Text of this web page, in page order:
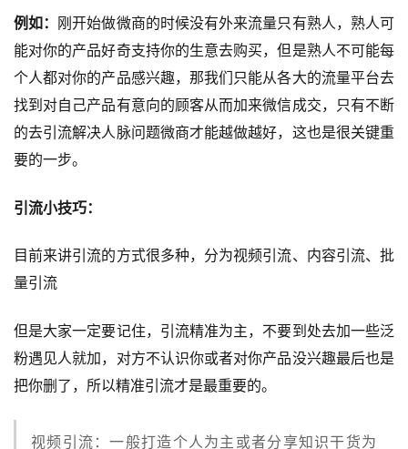
例如：
刚开始做微商的时候没有外来流量只有熟人，熟人可
能对你的产品好奇支持你的生意去购买，但是熟人不可能每
个人都对你的产品感兴趣，那我们只能从各大的流量平台去
找到对自己产品有意向的顾客从而加来微信成交，只有不断
的去引流解决人脉问题微商才能越做越好，这也是很关键重
要的一步。
引流小技巧：
目前来讲引流的方式很多种，分为视频引流、内容引流、批
量引流
但是大家一定要记住，引流精准为主，不要到处去加一些泛
粉遇见人就加，对方不认识你或者对你产品没兴趣最后也是
把你删了，所以精准引流才是最重要的。
视频引流：一般打造个人为主或者分享知识干货为